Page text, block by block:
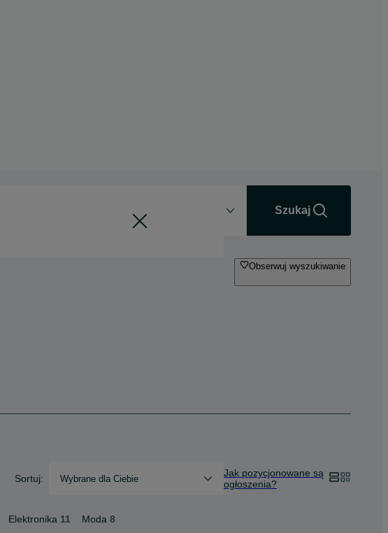
Szukaj
Obserwuj wyszukiwanie
Sortuj: Wybrane dla Ciebie
Jak pozycjonowane są
ogłoszenia?
Elektronika 11 Moda 8